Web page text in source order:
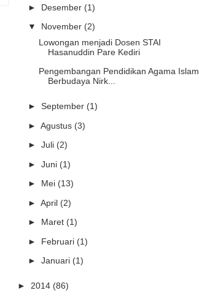
► Desember (1)
▼ November (2)
Lowongan menjadi Dosen STAI
Hasanuddin Pare Kediri
Pengembangan Pendidikan Agama Islam
Berbudaya Nirk...
► September (1)
► Agustus (3)
► Juli (2)
► Juni (1)
► Mei (13)
► April (2)
► Maret (1)
► Februari (1)
► Januari (1)
► 2014 (86)